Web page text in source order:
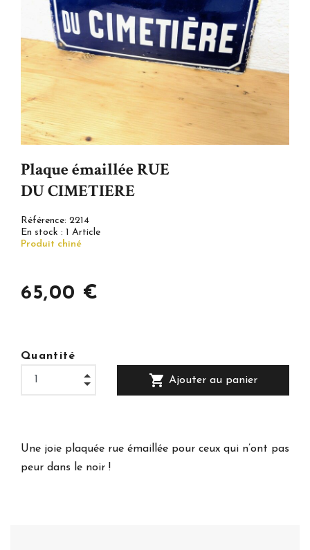
Plaque émaillée RUE
DU CIMETIERE
Référence: 2214
En stock : 1 Article
Produit chiné
65,00 €
Quantité
shopping_cart Ajouter au panier
Une joie plaquée rue émaillée pour ceux qui n’ont pas
peur dans le noir !